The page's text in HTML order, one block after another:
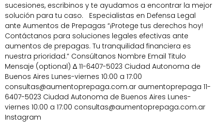
sucesiones, escribinos y te ayudamos a encontrar la mejor
solución para tu caso. Especialistas en Defensa Legal
ante Aumentos de Prepagas “¡Protege tus derechos hoy!
Contáctanos para soluciones legales efectivas ante
aumentos de prepagas. Tu tranquilidad financiera es
nuestra prioridad.” Consúltanos Nombre Email Titulo
Mensaje (optional) Δ 11-6407-5023 Ciudad Autonoma de
Buenos Aires Lunes-viernes 10:00 a 17:00
consultas@aumentoprepaga.com.ar aumentoprepaga 11-
6407-5023 Ciudad Autonoma de Buenos Aires Lunes-
viernes 10:00 a 17:00 consultas@aumentoprepaga.com.ar
Instagram